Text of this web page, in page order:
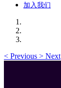
加入我们
< Previous > Next